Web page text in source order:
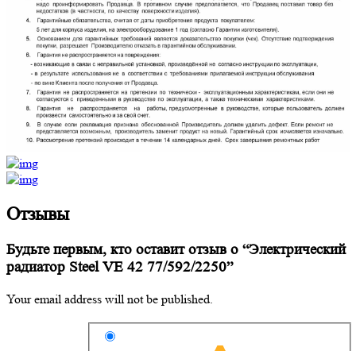
Отзывы
Будьте первым, кто оставит отзыв о “Электрический
радиатор Steel VE 42 77/592/2250”
Your email address will not be published.